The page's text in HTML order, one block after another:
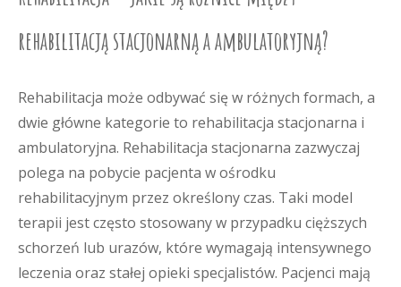
rehabilitacją stacjonarną a ambulatoryjną?
Rehabilitacja może odbywać się w różnych formach, a
dwie główne kategorie to rehabilitacja stacjonarna i
ambulatoryjna. Rehabilitacja stacjonarna zazwyczaj
polega na pobycie pacjenta w ośrodku
rehabilitacyjnym przez określony czas. Taki model
terapii jest często stosowany w przypadku cięższych
schorzeń lub urazów, które wymagają intensywnego
leczenia oraz stałej opieki specjalistów. Pacjenci mają